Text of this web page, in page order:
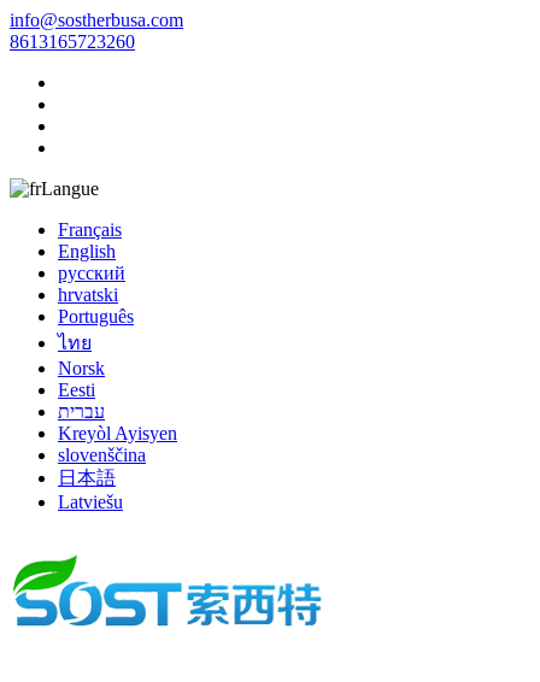
info@sostherbusa.com
8613165723260
Langue
Français
English
русский
hrvatski
Português
ไทย
Norsk
Eesti
עברית
Kreyòl Ayisyen
slovenščina
日本語
Latviešu